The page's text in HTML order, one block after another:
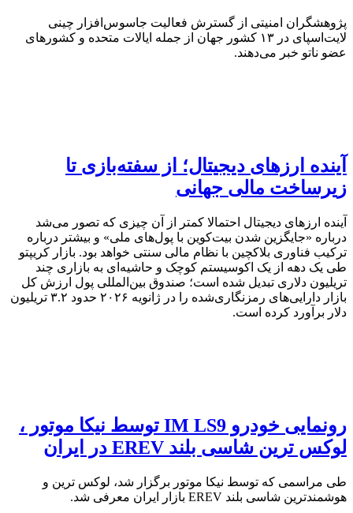
پژوهشگران امنیتی از گسترش فعالیت جاسوس‌افزار چینی
لایت‌اسپای در ۱۳ کشور جهان از جمله ایالات متحده و کشورهای
عضو ناتو خبر می‌دهند.
آینده ارزهای دیجیتال؛ از سفته‌بازی تا
زیرساخت مالی جهانی
آینده ارزهای دیجیتال احتمالا کمتر از آن چیزی که تصور می‌شد
درباره «جایگزین شدن بیت‌کوین با پول‌های ملی» و بیشتر درباره
ترکیب فناوری بلاکچین با نظام مالی سنتی خواهد بود. بازار کریپتو
طی یک دهه از یک اکوسیستم کوچک و حاشیه‌ای به بازاری چند
تریلیون دلاری تبدیل شده است؛ صندوق بین‌المللی پول ارزش کل
بازار دارایی‌های رمزنگاری‌شده را در ژانویه ۲۰۲۶ حدود ۳.۲ تریلیون
دلار برآورد کرده است.
رونمایی خودرو IM LS9 توسط نیکا موتور ،
لوکس ترین شاسی بلند EREV در ایران
طی مراسمی که توسط نیکا موتور برگزار شد، لوکس ترین و
هوشمندترین شاسی بلند EREV بازار ایران معرفی شد.